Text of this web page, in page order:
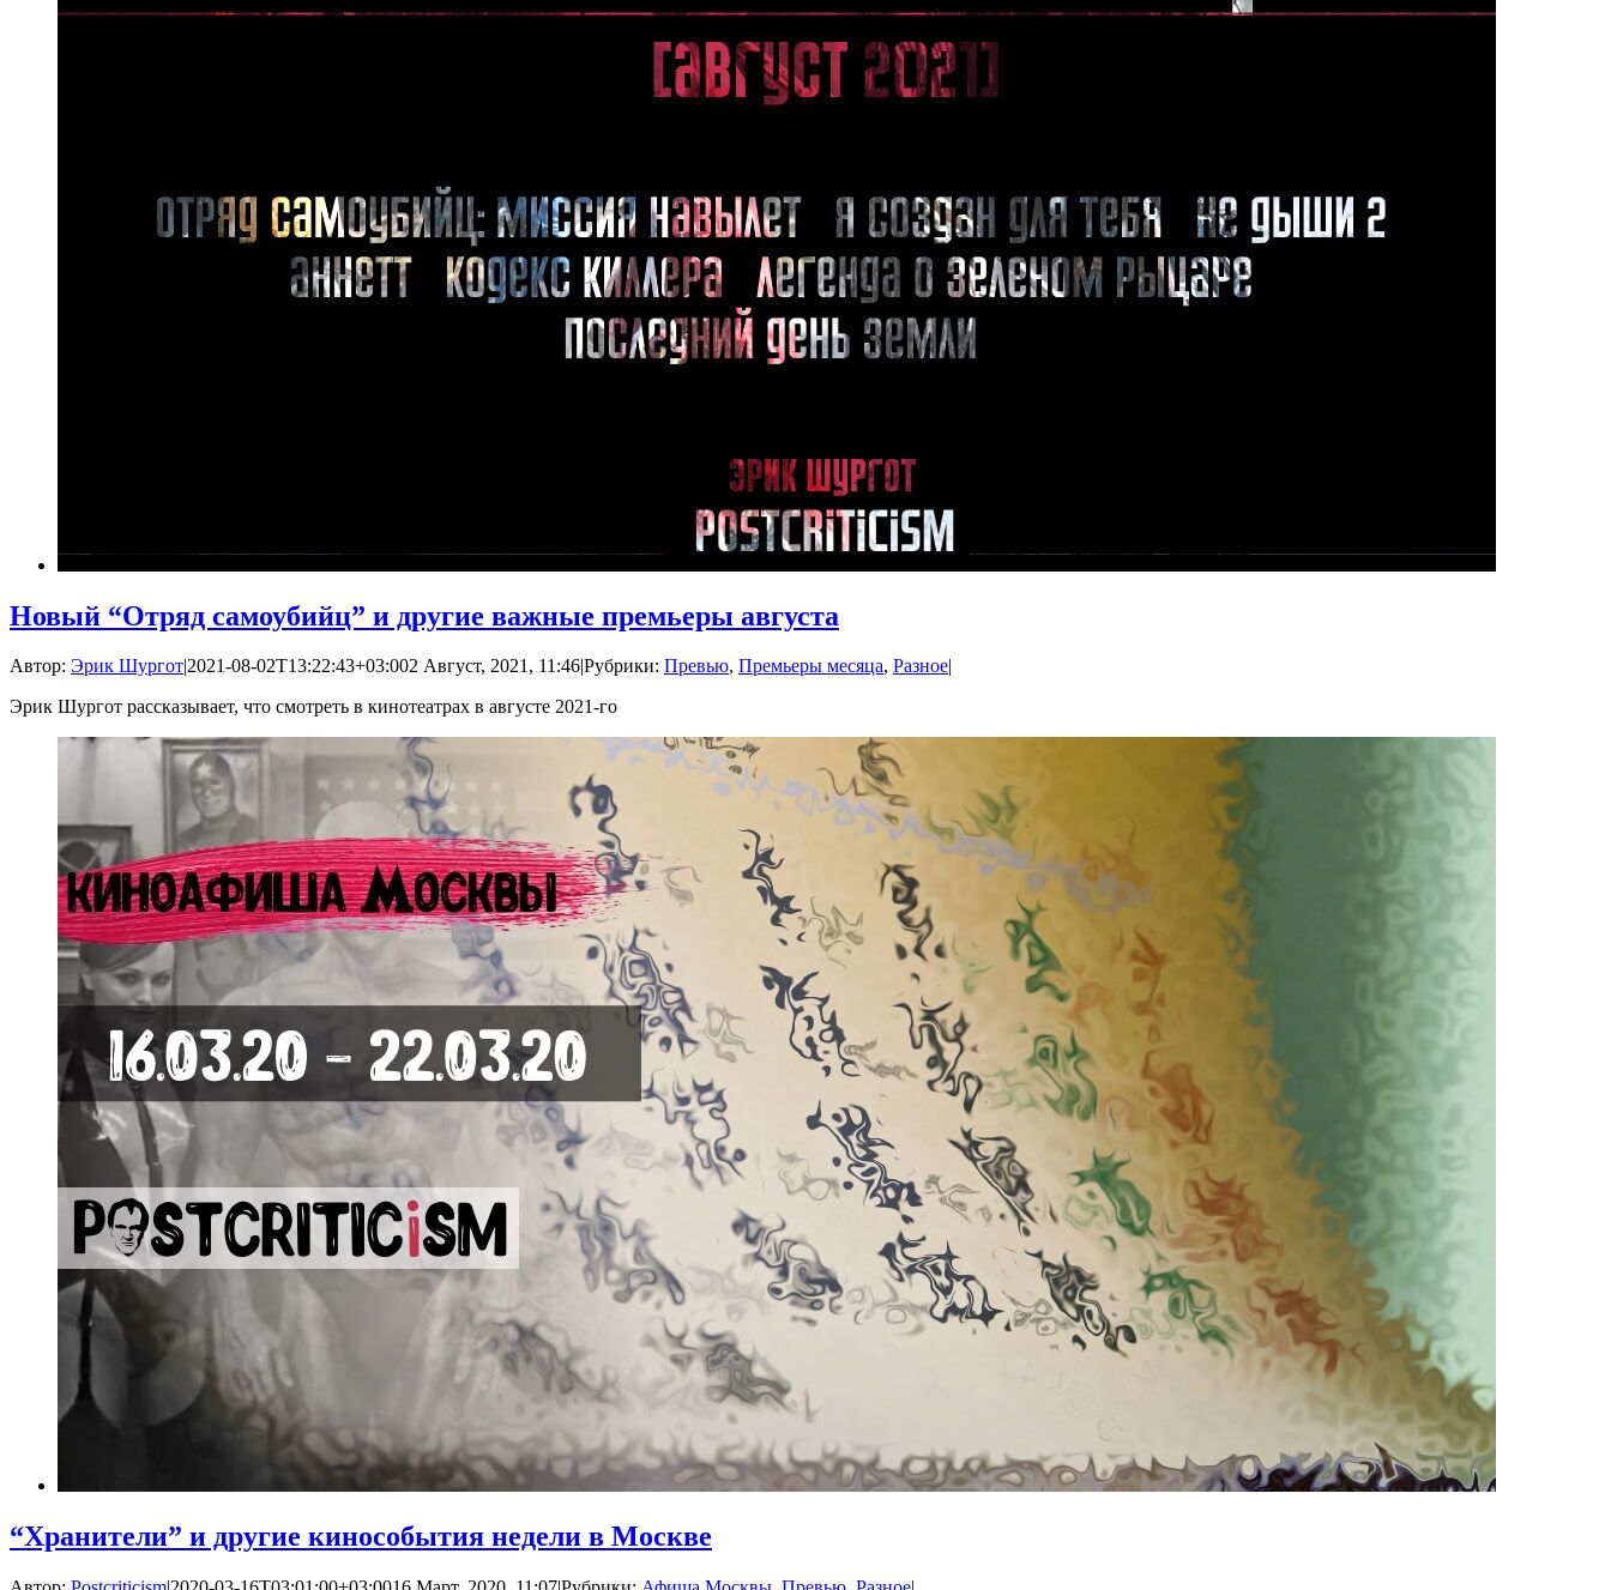
Новый “Отряд самоубийц” и другие важные премьеры августа
Автор: Эрик Шургот|2021-08-02T13:22:43+03:002 Август, 2021, 11:46|Рубрики: Превью, Премьеры месяца, Разное|
Эрик Шургот рассказывает, что смотреть в кинотеатрах в августе 2021-го
“Хранители” и другие кинособытия недели в Москве